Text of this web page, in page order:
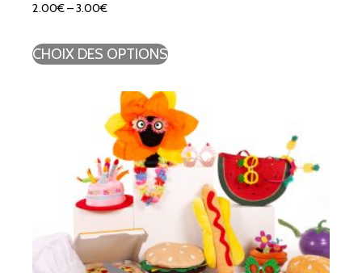
2.00€–3.00€
CHOIX DES OPTIONS